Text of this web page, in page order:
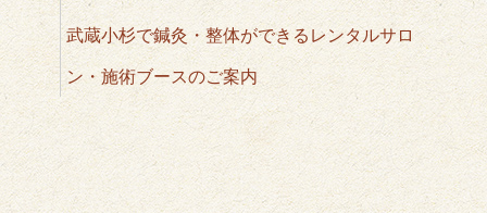
武蔵小杉で鍼灸・整体ができるレンタルサロ
ン・施術ブースのご案内